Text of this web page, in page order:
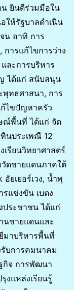
ยินดีร่วมมือใน
ให้รัฐบาลดำเนิน
น อาทิ การ
การแก้ไขการว่าง
ละการบริหาร
ได้แก่ สนับสนุน
พุทธศาสนา, การ
ก้ไขปัญหาครัว
ษณ์พื้นที่ ได้แก่ จัด
นประเพณี 12
รียนวิทยาศาสตร์
วัดชายแดนภาคใต้
ยเยอร์เวง, น้ำพุ
แข่งขัน เบตง
ประชาชน ได้แก่
นชายแดนและ
มาบริหารพื้นที่
รับการคมนาคม
กิจ การพัฒนา
งแหล่งเรียนรู้